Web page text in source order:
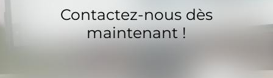
Contactez-nous dès
maintenant !